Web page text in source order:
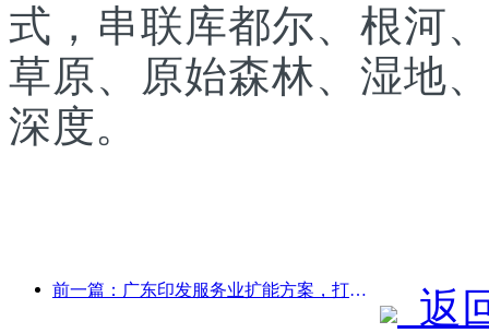
式，串联库都尔、根河
草原、原始森林、湿地
深度。
前一篇：广东印发服务业扩能方案，打造大湾区世界级旅游目的地
返